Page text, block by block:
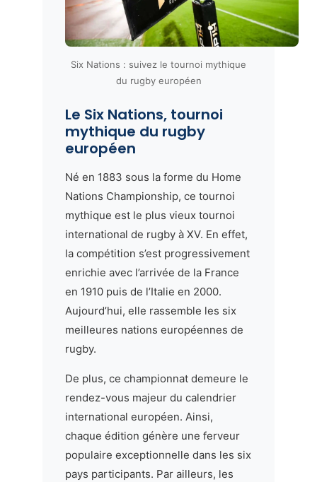
Six Nations : suivez le tournoi mythique
du rugby européen
Le Six Nations, tournoi
mythique du rugby
européen
Né en 1883 sous la forme du Home
Nations Championship, ce tournoi
mythique est le plus vieux tournoi
international de rugby à XV. En effet,
la compétition s’est progressivement
enrichie avec l’arrivée de la France
en 1910 puis de l’Italie en 2000.
Aujourd’hui, elle rassemble les six
meilleures nations européennes de
rugby.
De plus, ce championnat demeure le
rendez-vous majeur du calendrier
international européen. Ainsi,
chaque édition génère une ferveur
populaire exceptionnelle dans les six
pays participants. Par ailleurs, les